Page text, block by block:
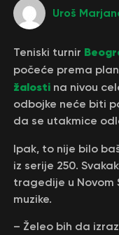
Uroš
Teniski turnir
počeće prema
žalostina nivou
odbojke neće biti
da se utakmice
Ipak, to nije bilo
iz serije 250.
tragedije u Novom
muzike.
– Želeo bih da